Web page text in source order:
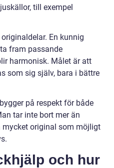
till exempel
En kunnig
fram passande
harmonisk. Målet är att
som sig själv, bara i bättre
på respekt för både
tar inte bort mer än
mycket original som möjligt
och hur